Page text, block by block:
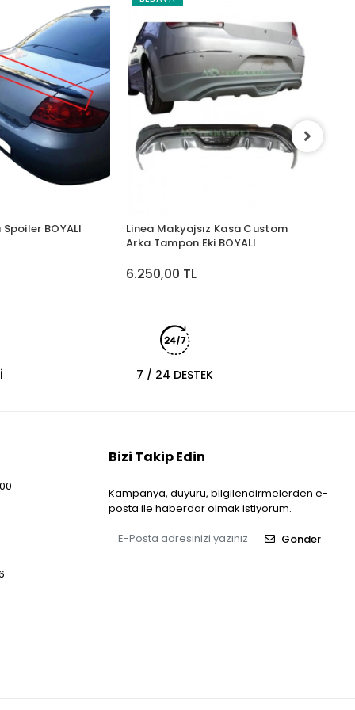
BOYALI
Linea Makyajsız Kasa Custom
Arka Tampon Eki BOYALI
6.250,00 TL
7 / 24 DESTEK
Bizi Takip Edin
Kampanya, duyuru, bilgilendirmelerden e-
posta ile haberdar olmak istiyorum.
Gönder